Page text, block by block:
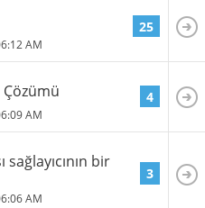
AM
25
AM
4
sağlayıcının bir
AM
3